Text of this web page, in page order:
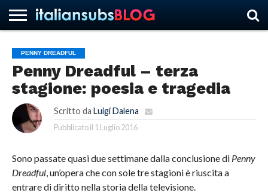
HOME
NEWS
ASCOLTI
RECENSIONI
INTERVISTE
CURIOSITÀ
CHI
SIAMO
CONTATTACI
FORUM
ITALIANSUBS
PENNY DREADFUL
Penny Dreadful – terza
stagione: poesia e tragedia
Scritto da Luigi Dalena
Pubblicato il 1 Luglio 2016
Sono passate quasi due settimane dalla conclusione di Penny
Dreadful, un’opera che con sole tre stagioni è riuscita a
entrare di diritto nella storia della televisione.